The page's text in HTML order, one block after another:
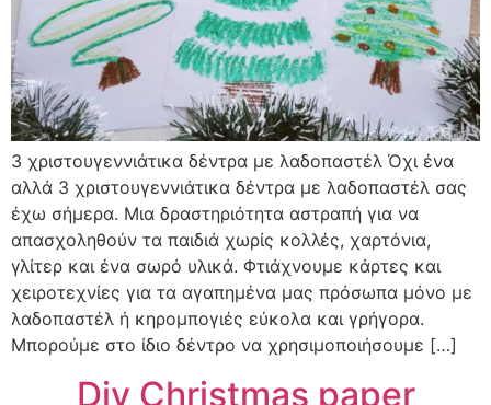
3 χριστουγεννιάτικα δέντρα με λαδοπαστέλ Όχι ένα
αλλά 3 χριστουγεννιάτικα δέντρα με λαδοπαστέλ σας
έχω σήμερα. Μια δραστηριότητα αστραπή για να
απασχοληθούν τα παιδιά χωρίς κολλές, χαρτόνια,
γλίτερ και ένα σωρό υλικά. Φτιάχνουμε κάρτες και
χειροτεχνίες για τα αγαπημένα μας πρόσωπα μόνο με
λαδοπαστέλ ή κηρομπογιές εύκολα και γρήγορα.
Μπορούμε στο ίδιο δέντρο να χρησιμοποιήσουμε […]
Diy Christmas paper